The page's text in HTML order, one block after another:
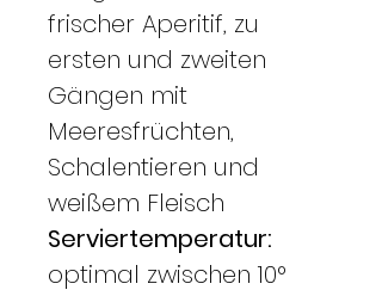
frischer Aperitif, zu
ersten und zweiten
Gängen mit
Meeresfrüchten,
Schalentieren und
weißem Fleisch
Serviertemperatur:
optimal zwischen 10°